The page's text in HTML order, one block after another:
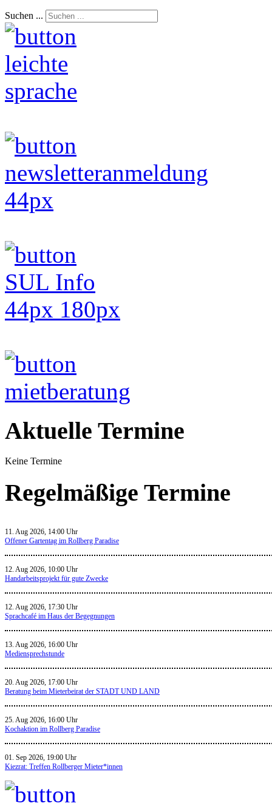
Suchen ...
Aktuelle Termine
Keine Termine
Regelmäßige Termine
11. Aug 2026, 14:00 Uhr
Offener Gartentag im Rollberg Paradise
12. Aug 2026, 10:00 Uhr
Handarbeitsprojekt für gute Zwecke
12. Aug 2026, 17:30 Uhr
Sprachcafé im Haus der Begegnungen
13. Aug 2026, 16:00 Uhr
Mediensprechstunde
20. Aug 2026, 17:00 Uhr
Beratung beim Mieterbeirat der STADT UND LAND
25. Aug 2026, 16:00 Uhr
Kochaktion im Rollberg Paradise
01. Sep 2026, 19:00 Uhr
Kiezrat: Treffen Rollberger Mieter*innen